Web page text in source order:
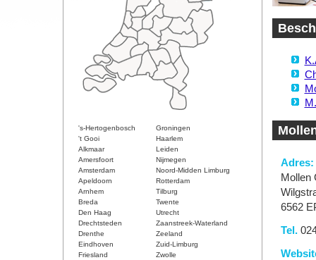
's-Hertogenbosch
Groningen
't Gooi
Haarlem
Alkmaar
Leiden
Amersfoort
Nijmegen
Amsterdam
Noord-Midden Limburg
Apeldoorn
Rotterdam
Arnhem
Tilburg
Breda
Twente
Den Haag
Utrecht
Drechtsteden
Zaanstreek-Waterland
Drenthe
Zeeland
Eindhoven
Zuid-Limburg
Friesland
Zwolle
Adres:
Mollen
6562
Tel.